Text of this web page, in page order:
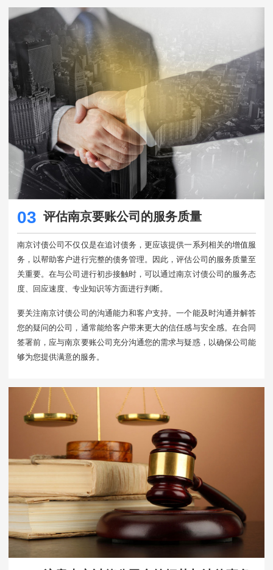
03 评估南京要账公司的服务质量
南京讨债公司不仅仅是在追讨债务，更应该提供一系列相关的增值服
务，以帮助客户进行完整的债务管理。因此，评估公司的服务质量至
关重要。在与公司进行初步接触时，可以通过南京讨债公司的服务态
度、回应速度、专业知识等方面进行判断。
要关注南京讨债公司的沟通能力和客户支持。一个能及时沟通并解答
您的疑问的公司，通常能给客户带来更大的信任感与安全感。在合同
签署前，应与南京要账公司充分沟通您的需求与疑惑，以确保公司能
够为您提供满意的服务。